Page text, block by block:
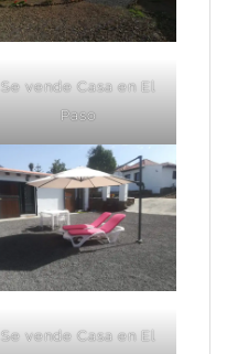
Se vende Casa en El
Paso
Se vende Casa en El